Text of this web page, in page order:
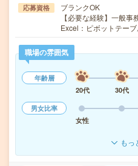
応募資格
ブランクOK
【必要な経験】一般
Excel：ピボットテー
職場の雰囲気
年齢層
20代
30代
男女比率
女性
もっ